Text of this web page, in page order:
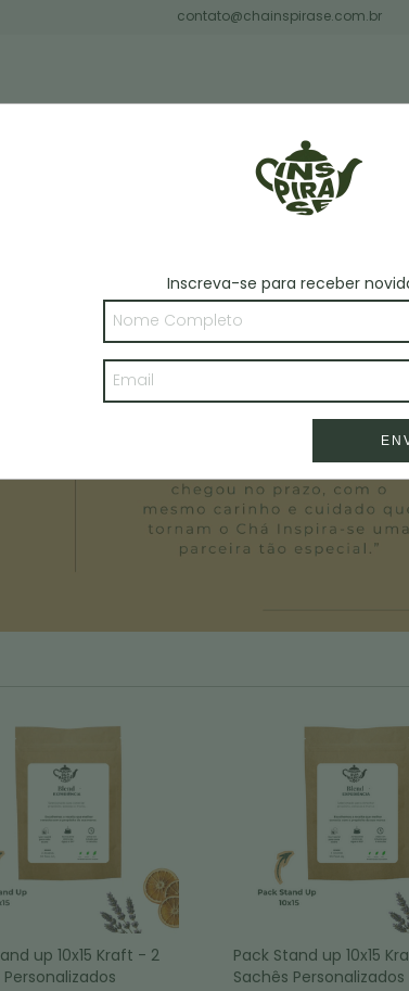
contato@chainspirase.com.br
Inscreva-se para receber
up 10x15 Kraft - 2
Pack Stand up 10x15
Sachês Personalizados